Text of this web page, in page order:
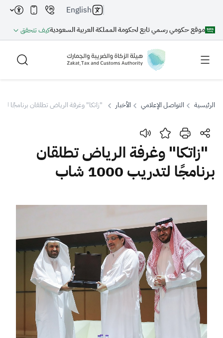
موقع حكومي رسمي تابع لحكومة المملكة العربية السعوديةكيف تتحقق
English
بحث
بحث بحث AI
اقتراحات
الزكاة الجمارك
الإقرار الضريبي
التصرفات العقارية
الرئيسية التواصل الإعلامي الأخبار "زاتكا" وغرفة الرياض تطلقان برنامجًا لتدريب
"زاتكا" وغرفة الرياض تطلقان
برنامجًا لتدريب 1000 شاب